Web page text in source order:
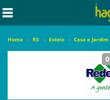
Home RS Esteio Casa e Jardim
0